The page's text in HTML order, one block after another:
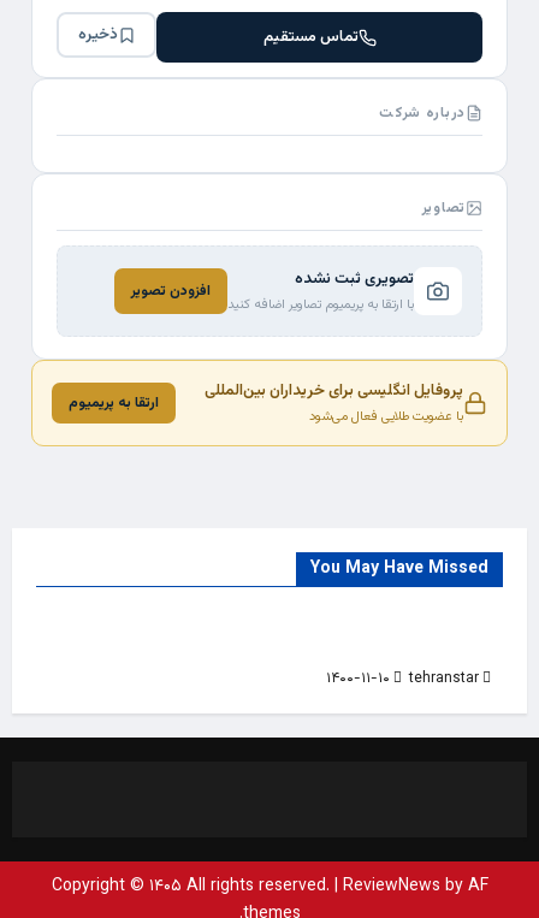
تماس مستقیم ذخیره
درباره شرکت
تصاویر
تصویری ثبت نشده
با ارتقا به پریمیوم تصاویر اضافه کنید
افزودن تصویر
پروفایل انگلیسی برای خریداران بین‌المللی
با عضویت طلایی فعال می‌شود
ارتقا به پریمیوم
You May Have Missed
Countries
India
Trade Source
tehranstar
Copyright © ۱۴۰۵ All rights reserved. | ReviewNews by AF